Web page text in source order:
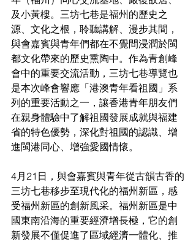
及小黃樓。三坊七巷是福州的歷史之
源、文化之根，聆聽講解、漫步其間，
與會嘉賓與青年們都在不覺間浸潤於閩
都文化帶來的歷史熏陶中。作為青創峰
會中的重要交流活動，三坊七巷導覽也
是本次峰會響應「港澳青年看祖國」系
列的重要活動之一，讓香港青年朋友們
在親身體驗中了解祖國發展成就與福建
省的特色優勢，深化對祖國的認識、增
進閩港同心、增強愛國情懷。
4月21日，與會嘉賓與青年從古韻古香的
三坊七巷移步至現代化的福州新區，感
受福州新區的創新風采。福州新區是中
國東南沿海的重要經濟增長極，它的創
新發展不僅促進了區域經濟一體化、推